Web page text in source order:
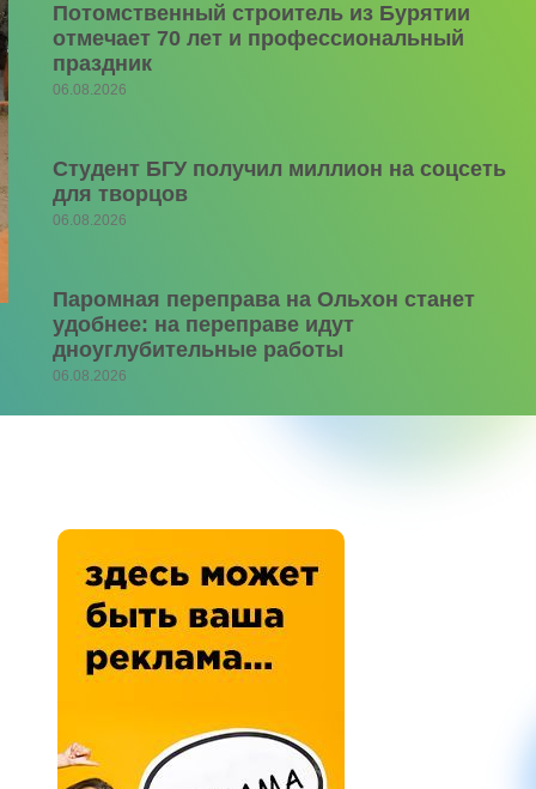
Потомственный строитель из Бурятии
отмечает 70 лет и профессиональный
праздник
06.08.2026
Студент БГУ получил миллион на соцсеть
для творцов
06.08.2026
Паромная переправа на Ольхон станет
удобнее: на переправе идут
дноуглубительные работы
06.08.2026